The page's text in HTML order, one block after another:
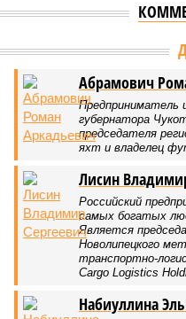
Абрамович
Предприниматель
губернатора
председателя
яхт и владелец
Лисин
Российский
самых богатых
Является
Новолипецкого
транспортно-
Cargo Logistics
Набиуллина